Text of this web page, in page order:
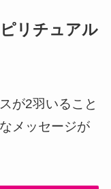
リチュアル
が2羽いること
メッセージが